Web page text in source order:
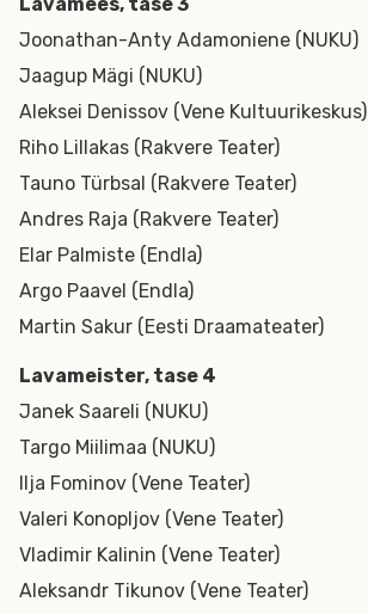
Joonathan-Anty Adamoniene (NUKU)
Jaagup Mägi (NUKU)
Aleksei Denissov (Vene Kultuurikeskus)
Riho Lillakas (Rakvere Teater)
Tauno Türbsal (Rakvere Teater)
Andres Raja (Rakvere Teater)
Elar Palmiste (Endla)
Argo Paavel (Endla)
Martin Sakur (Eesti Draamateater)
Lavameister, tase 4
Janek Saareli (NUKU)
Targo Miilimaa (NUKU)
Ilja Fominov (Vene Teater)
Valeri Konopljov (Vene Teater)
Vladimir Kalinin (Vene Teater)
Aleksandr Tikunov (Vene Teater)